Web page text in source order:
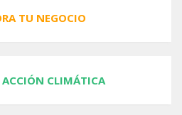
TU NEGOCIO
ACCIÓN CLIMÁTICA